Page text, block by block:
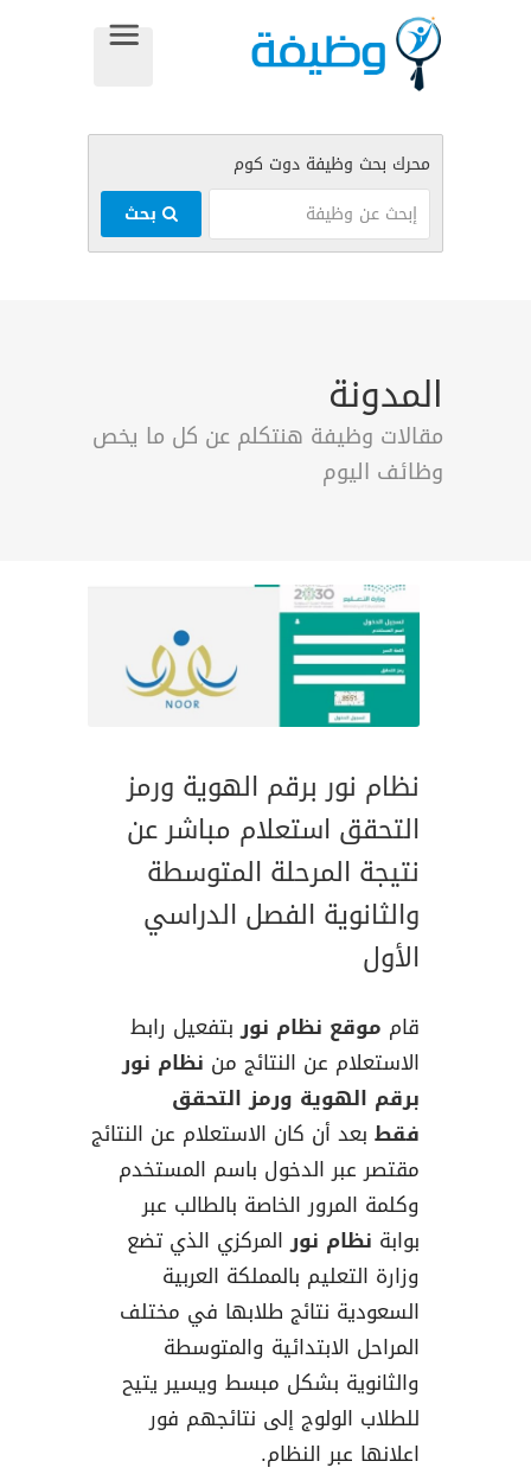
المدونة
مقالات وظيفة هنتكلم عن كل ما يخص
وظائف اليوم
نظام نور برقم الهوية ورمز
التحقق استعلام مباشر عن
نتيجة المرحلة المتوسطة
والثانوية الفصل الدراسي
الأول
قام موقع نظام نوربتفعيل رابط
الاستعلام عن النتائج من نظام نور
برقم الهوية ورمز التحقق
فقط بعد أن كان الاستعلام عن النتائج
مقتصر عبر الدخول باسم المستخدم
وكلمة المرور الخاصة بالطالب عبر
بوابة نظام نورالمركزي الذي تضع
وزارة التعليم بالمملكة العربية
السعودية نتائج طلابها في مختلف
المراحل الابتدائية والمتوسطة
والثانوية بشكل مبسط ويسير يتيح
للطلاب الولوج إلى نتائجهم فور
اعلانها عبر النظام.